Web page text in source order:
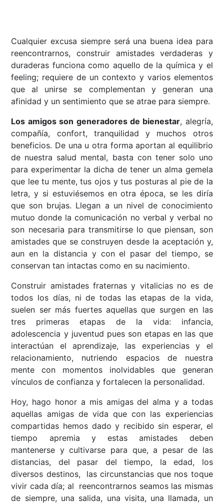
Cualquier excusa siempre será una buena idea para
reencontrarnos, construir amistades verdaderas y
duraderas funciona como aquello de la química y el
feeling; requiere de un contexto y varios elementos
que al unirse se complementan y generan una
afinidad y un sentimiento que se atrae para siempre.
Los amigos son generadores de bienestar, alegría,
compañía, confort, tranquilidad y muchos otros
beneficios. De una u otra forma aportan al equilibrio
de nuestra salud mental, basta con tener solo uno
para experimentar la dicha de tener un alma gemela
que lee tu mente, tus ojos y tus posturas al pie de la
letra, y si estuviésemos en otra época, se les diría
que son brujas. Llegan a un nivel de conocimiento
mutuo donde la comunicación no verbal y verbal no
son necesaria para transmitirse lo que piensan, son
amistades que se construyen desde la aceptación y,
aun en la distancia y con el pasar del tiempo, se
conservan tan intactas como en su nacimiento.
Construir amistades fraternas y vitalicias no es de
todos los días, ni de todas las etapas de la vida,
suelen ser más fuertes aquellas que surgen en las
tres primeras etapas de la vida: infancia,
adolescencia y juventud pues son etapas en las que
interactúan el aprendizaje, las experiencias y el
relacionamiento, nutriendo espacios de nuestra
mente con momentos inolvidables que generan
vínculos de confianza y fortalecen la personalidad.
Hoy, hago honor a mis amigas del alma y a todas
aquellas amigas de vida que con las experiencias
compartidas hemos dado y recibido sin esperar, el
tiempo apremia y estas amistades deben
mantenerse y cultivarse para que, a pesar de las
distancias, del pasar del tiempo, la edad, los
diversos destinos, las circunstancias que nos toque
vivir cada día; al reencontrarnos seamos las mismas
de siempre, una salida, una visita, una llamada, un